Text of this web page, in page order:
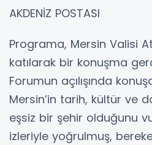
AKDENİZ POSTASI
Programa, Mersin Valisi
katılarak bir konuşma
Forumun açılışında
Mersin’in tarih, kültür ve
eşsiz bir şehir olduğunu
izleriyle yoğrulmuş,